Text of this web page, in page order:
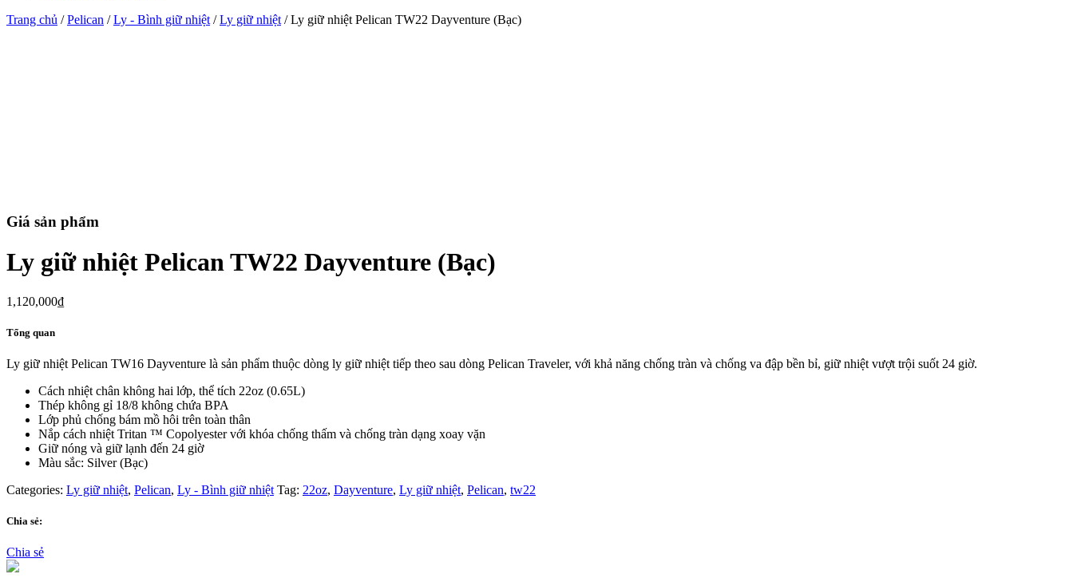
Trang chủ /Pelican /Ly - Bình giữ nhiệt /Ly giữ nhiệt / Ly giữ nhiệt Pelican TW22 Dayventure (Bạc)
Giá sản phẩm
Ly giữ nhiệt Pelican TW22 Dayventure (Bạc)
1,120,000₫
Tổng quan
Ly giữ nhiệt Pelican TW16 Dayventure là sản phẩm thuộc dòng ly giữ nhiệt tiếp theo sau dòng Pelican Traveler, với khả năng chống tràn và chống va đập bền bỉ, giữ nhiệt vượt trội suốt 24 giờ.
Cách nhiệt chân không hai lớp, thể tích 22oz (0.65L)
Thép không gỉ 18/8 không chứa BPA
Lớp phủ chống bám mồ hôi trên toàn thân
Nắp cách nhiệt Tritan ™ Copolyester với khóa chống thấm và chống tràn dạng xoay vặn
Giữ nóng và giữ lạnh đến 24 giờ
Màu sắc: Silver (Bạc)
Categories: Ly giữ nhiệt, Pelican, Ly - Bình giữ nhiệt Tag: 22oz, Dayventure, Ly giữ nhiệt, Pelican, tw22
Chia sẻ:
Chia sẻ